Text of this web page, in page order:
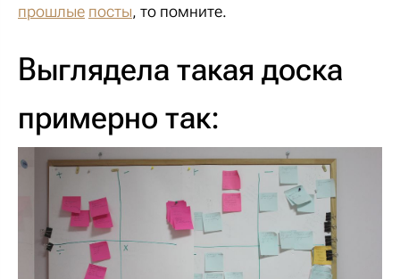
прошлые посты, то помните.
Выглядела такая доска
примерно так: